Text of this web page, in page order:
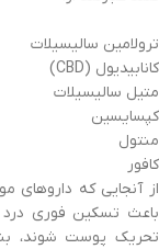
ترولامین سالیسیلات
کانابیدیول (CBD)
متیل سالیسیلات
کپسایسین
منتول
کافور
از آنجایی که
باعث تسکین فوری
تحریک پوست شوند،